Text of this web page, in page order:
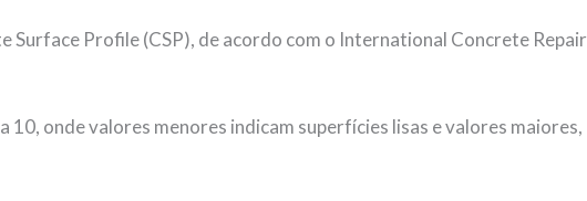
Surface Profile (CSP), de acordo com o International Concrete Repair
10, onde valores menores indicam superfícies lisas e valores maiores,